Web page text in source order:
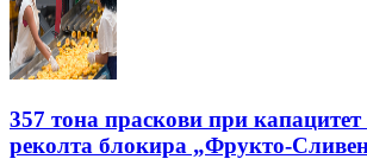
357 тона праскови при
реколта блокира „Фрукто-